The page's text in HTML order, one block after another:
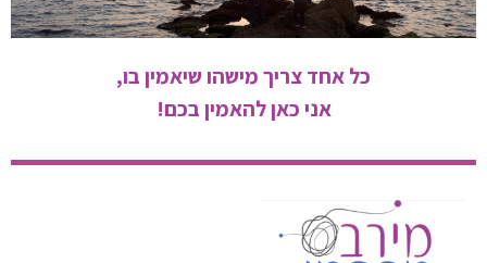
כל אחד צריך מישהו שיאמין בו,
אני כאן להאמין בכם!